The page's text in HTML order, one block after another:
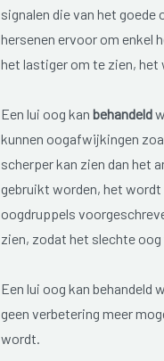
signalen die van het goede
hersenen ervoor om enkel
het lastiger om te zien, het
Een lui oog kan behandeld
kunnen oogafwijkingen
scherper kan zien dan het
gebruikt worden, het wordt
oogdruppels
zien, zodat het slechte
Een lui oog kan behandeld
geen verbetering meer
wordt.